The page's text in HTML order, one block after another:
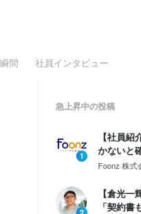
間 社員インタビュー
急上昇中の投稿
1
【社員
かないと
う勢いで
Foonz 株式
【倉光一
「契約